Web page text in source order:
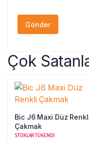
Çok
Bic J6 Maxi Düz
Çakmak
STOKLAR TÜKENDI